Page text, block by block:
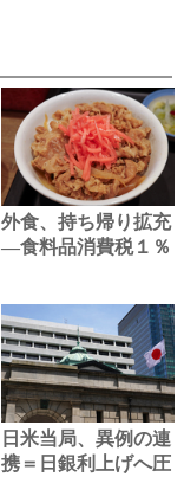
外食、持ち帰り拡充
―食料品消費税１％
日米当局、異例の連
携＝日銀利上げへ圧